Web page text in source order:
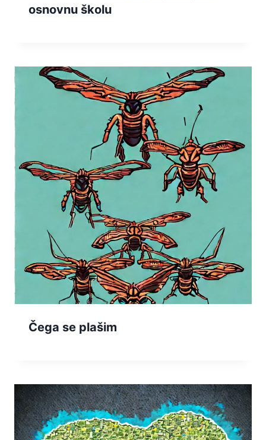
osnovnu školu
Čega se plašim